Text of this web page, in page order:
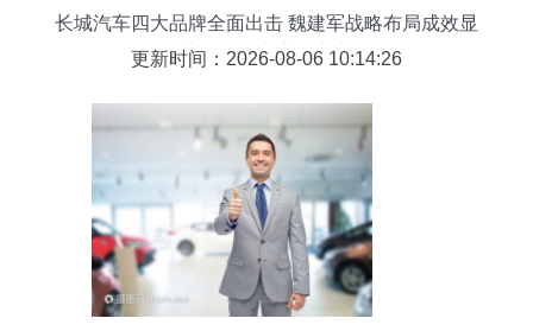
长城汽车四大品牌全面出击 魏建军战略布局成效显
著验证汽车底层实力
更新时间：2026-08-06 10:14:26